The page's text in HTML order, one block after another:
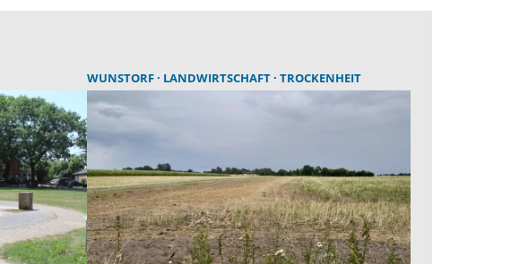
WUNSTORF LANDWIRTSCHAFT TROCKENHEIT